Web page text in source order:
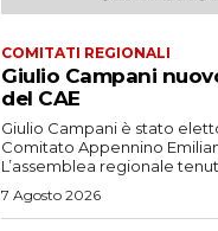
COMITATI REGIONALI
Giulio Campani
del CAE
Giulio Campani è stato
Comitato Appennino
L’assemblea regionale
7 Agosto 2026